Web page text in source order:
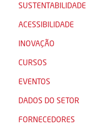
SUSTENTABILIDADE
ACESSIBILIDADE
INOVAÇÃO
CURSOS
EVENTOS
DADOS DO SETOR
FORNECEDORES